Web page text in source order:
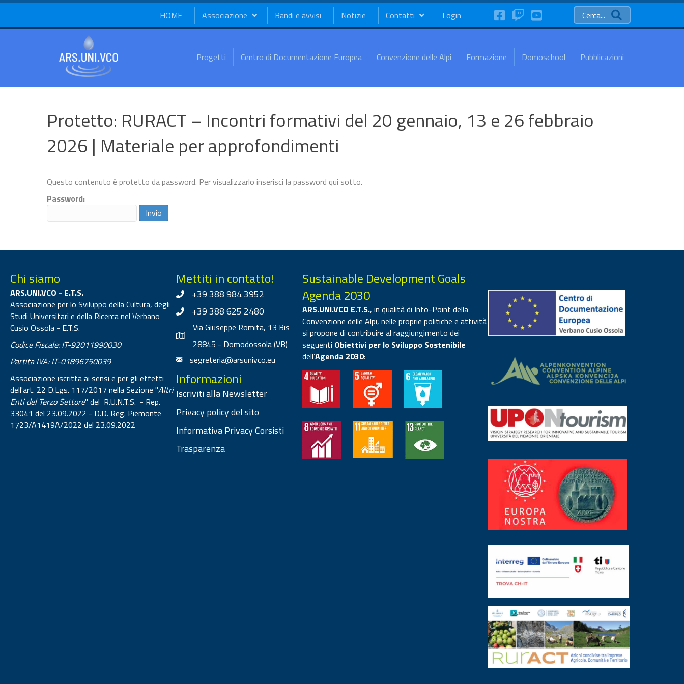
HOME Associazione Bandi e avvisi Notizie Contatti Login FaceBookTwitchYouTube Cerca...
Progetti Centro di Documentazione Europea Convenzione delle Alpi Formazione Domoschool Pubblicazioni
Protetto: RURACT – Incontri formativi del 20 gennaio, 13 e 26 febbraio
2026 | Materiale per approfondimenti
Questo contenuto è protetto da password. Per visualizzarlo inserisci la password qui sotto.
Password:
Chi siamo
ARS.UNI.VCO - E.T.S.
Associazione per lo Sviluppo della Cultura, degli
Studi Universitari e della Ricerca nel Verbano
Cusio Ossola - E.T.S.
Codice Fiscale: IT-92011990030
Partita IVA: IT-01896750039
Associazione iscritta ai sensi e per gli effetti
dell'art. 22 D.Lgs. 117/2017 nella Sezione "Altri
Enti del Terzo Settore" del R.U.N.T.S. - Rep.
33041 del 23.09.2022 - D.D. Reg. Piemonte
1723/A1419A/2022 del 23.09.2022
Mettiti in contatto!
+39 388 984 3952
+39 388 625 2480
Via Giuseppe Romita, 13 Bis
28845 - Domodossola (VB)
segreteria@arsunivco.eu
Informazioni
Iscriviti alla Newsletter
Privacy policy del sito
Informativa Privacy Corsisti
Trasparenza
Sustainable Development Goals
Agenda 2030
ARS.UNI.VCO E.T.S., in qualità di Info-Point della
Convenzione delle Alpi, nelle proprie politiche e attività
si propone di contribuire al raggiungimento dei
seguenti Obiettivi per lo Sviluppo Sostenibile
dell’Agenda 2030: